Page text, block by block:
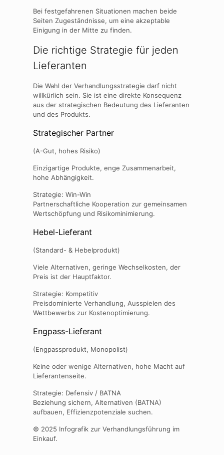
Bei festgefahrenen Situationen machen beide
Seiten Zugeständnisse, um eine akzeptable
Einigung in der Mitte zu finden.
Die richtige Strategie für jeden
Lieferanten
Die Wahl der Verhandlungsstrategie darf nicht
willkürlich sein. Sie ist eine direkte Konsequenz
aus der strategischen Bedeutung des Lieferanten
und des Produkts.
Strategischer Partner
(A-Gut, hohes Risiko)
Einzigartige Produkte, enge Zusammenarbeit,
hohe Abhängigkeit.
Strategie: Win-Win
Partnerschaftliche Kooperation zur gemeinsamen
Wertschöpfung und Risikominimierung.
Hebel-Lieferant
(Standard- & Hebelprodukt)
Viele Alternativen, geringe Wechselkosten, der
Preis ist der Hauptfaktor.
Strategie: Kompetitiv
Preisdominierte Verhandlung, Ausspielen des
Wettbewerbs zur Kostenoptimierung.
Engpass-Lieferant
(Engpassprodukt, Monopolist)
Keine oder wenige Alternativen, hohe Macht auf
Lieferantenseite.
Strategie: Defensiv / BATNA
Beziehung sichern, Alternativen (BATNA)
aufbauen, Effizienzpotenziale suchen.
© 2025 Infografik zur Verhandlungsführung im
Einkauf.